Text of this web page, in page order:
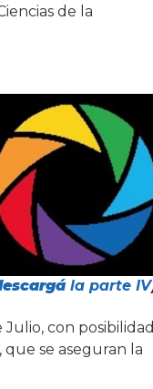
de la
la parte IV
con
se aseguran la